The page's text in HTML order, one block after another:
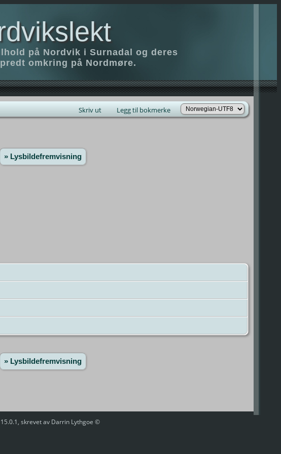
på Nordvik i Surnadal og deres
omkring på Nordmøre.
Skriv ut Legg til bokmerke
» Lysbildefremvisning
» Lysbildefremvisning
skrevet av Darrin Lythgoe ©